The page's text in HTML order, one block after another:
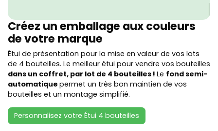
Créez un emballage aux couleurs
de votre marque
Étui de présentation pour la mise en valeur de vos lots
de 4 bouteilles. Le meilleur étui pour vendre vos bouteilles
dans un coffret, par lot de 4 bouteilles ! Le fond semi-
automatique permet un très bon maintien de vos
bouteilles et un montage simplifié.
Personnalisez votre Étui 4 bouteilles